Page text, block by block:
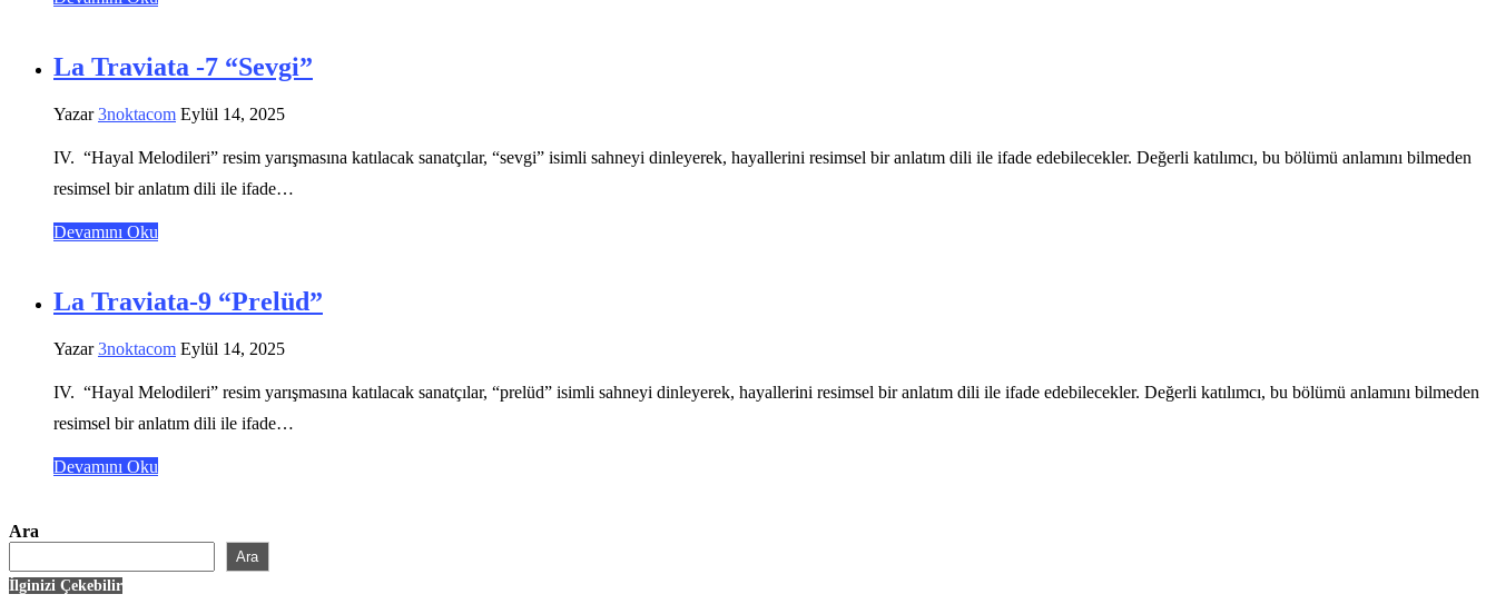
La Traviata -7 “Sevgi”
Yazar3noktacom Eylül 14, 2025
IV. “Hayal Melodileri” resim yarışmasına katılacak sanatçılar, “sevgi” isimli sahneyi dinleyerek, hayallerini resimsel bir anlatım dili ile ifade edebilecekler. Değerli katılımcı, bu bölümü anlamını bilmeden
resimsel bir anlatım dili ile ifade…
Devamını Oku
La Traviata-9 “Prelüd”
Yazar3noktacom Eylül 14, 2025
IV. “Hayal Melodileri” resim yarışmasına katılacak sanatçılar, “prelüd” isimli sahneyi dinleyerek, hayallerini resimsel bir anlatım dili ile ifade edebilecekler. Değerli katılımcı, bu bölümü anlamını bilmeden
resimsel bir anlatım dili ile ifade…
Devamını Oku
Ara
Ara
İlginizi Çekebilir